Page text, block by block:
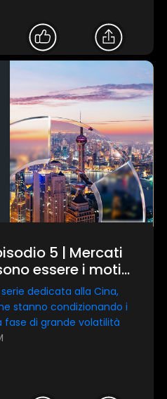
5 | Mercati
essere i motivi
dedicata alla Cina,
stanno condizionando i
di grande volatilità